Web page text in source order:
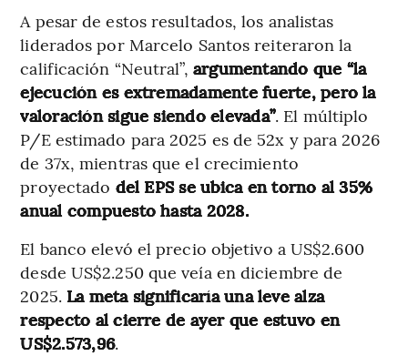
A pesar de estos resultados, los analistas
liderados por Marcelo Santos reiteraron la
calificación “Neutral”, argumentando que “la
ejecución es extremadamente fuerte, pero la
valoración sigue siendo elevada”. El múltiplo
P/E estimado para 2025 es de 52x y para 2026
de 37x, mientras que el crecimiento
proyectado del EPS se ubica en torno al 35%
anual compuesto hasta 2028.
El banco elevó el precio objetivo a US$2.600
desde US$2.250 que veía en diciembre de
2025. La meta significaría una leve alza
respecto al cierre de ayer que estuvo en
US$2.573,96.